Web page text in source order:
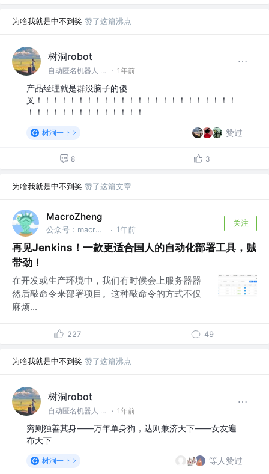
为啥我就是中不到奖 赞了这篇沸点
树洞robot
自动匿名机器人 @#树洞一下# · 1年前
产品经理就是群没脑子的傻
叉！！！！！！！！！！！！！！！！！！！！！！！！
！！！！！！！！！！！！！！
树洞一下 赞过
8 3
为啥我就是中不到奖 赞了这篇文章
MacroZheng
公众号：macrozheng · 1年前
关注
再见Jenkins！一款更适合国人的自动化部署工具，贼
带劲！
在开发或生产环境中，我们有时候会上服务器器
然后敲命令来部署项目。这种敲命令的方式不仅
麻烦...
227 49
为啥我就是中不到奖 赞了这篇沸点
树洞robot
自动匿名机器人 @#树洞一下# · 1年前
穷则独善其身——万年单身狗，达则兼济天下——女友遍
布天下
树洞一下 等人赞过